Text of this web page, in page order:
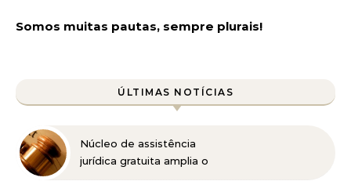
Somos muitas pautas, sempre plurais!
ÚLTIMAS NOTÍCIAS
Núcleo de assistência
jurídica gratuita amplia o